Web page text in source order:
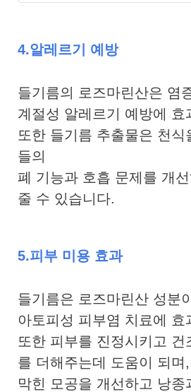
4.알레르기 예방
들기름의 로즈마린산은 염
계절성 알레르기 예방에 효
또한 들기름 추출물은 천
들의
폐 기능과 호흡 문제를 개
줄 수 있습니다.
5.피부 미용 효과
들기름은 로즈마린산 성분
아토피성 피부염 치료에 효
또한 피부를 진정시키고 건
를 더해주는데 도움이 되며,
막힌 모공을 개선하고 낭종